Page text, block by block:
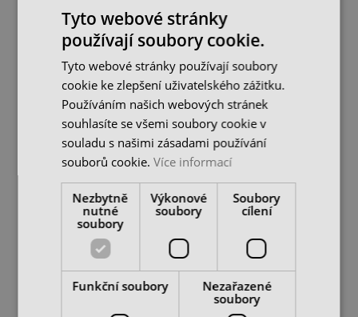
CHCI NABÍDKU
Výukové CNC frézovací
centrum EMCO Concept
skladem u dodavatele
cena na dotaz
Výukové CNC frézovací
Mill 105
skladem u dodavatele
cena na dotaz
CHCI NABÍDKU
Tyto webové stránky
používají soubory cookie.
Tyto webové stránky používají soubory
cookie ke zlepšení uživatelského zážitku.
Používáním našich webových stránek
souhlasíte se všemi soubory cookie v
souladu s našimi zásadami používání
souborů cookie.Více informací
Nezbytně
nutné
soubory
Výkonové
soubory
Soubory
cílení
Funkční soubory
Nezařazené
soubory